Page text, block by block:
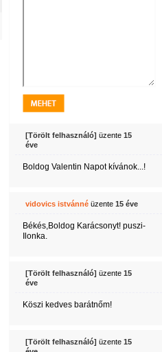
[Törölt felhasználó] üzente 15
éve
Boldog Valentin Napot kívánok...!
vidovics istvánnéüzente 15 éve
Békés,Boldog Karácsonyt! puszi-
Ilonka.
[Törölt felhasználó] üzente 15
éve
Köszi kedves barátnőm!
[Törölt felhasználó] üzente 15